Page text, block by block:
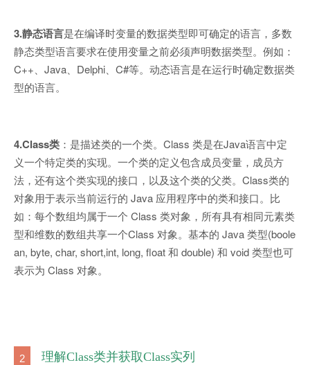
3.静态语言是在编译时变量的数据类型即可确定的语言，多数
静态类型语言要求在使用变量之前必须声明数据类型。例如：
C++、Java、Delphi、C#等。动态语言是在运行时确定数据类
型的语言。
4.Class类 ：是描述类的一个类。Class 类是在Java语言中定
义一个特定类的实现。一个类的定义包含成员变量，成员方
法，还有这个类实现的接口，以及这个类的父类。Class类的
对象用于表示当前运行的 Java 应用程序中的类和接口。比
如：每个数组均属于一个 Class 类对象，所有具有相同元素类
型和维数的数组共享一个Class 对象。基本的 Java 类型(boole
an, byte, char, short,int, long, float 和 double) 和 void 类型也可
表示为 Class 对象。
2 理解Class类并获取Class实列